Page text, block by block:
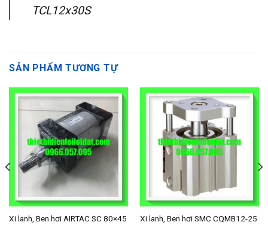
TCL12x30S
SẢN PHẨM TƯƠNG TỰ
Xi lanh, Ben hơi AIRTAC SC 80×45 Xi lanh, Ben hơi SMC CQMB12-25